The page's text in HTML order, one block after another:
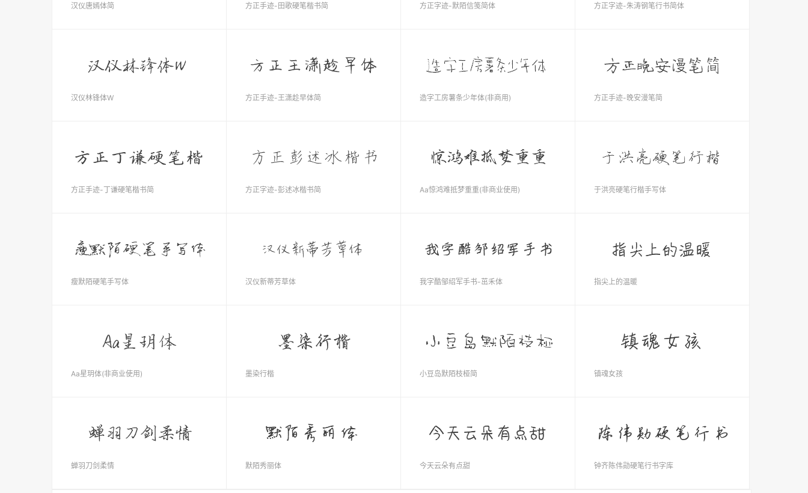
汉仪唐嫣体简 方正手迹-田歌硬笔楷书简 方正字迹-默陌信笺简体 方正字迹-朱涛钢笔行书简体
汉仪林锋体W 方正手迹-王潇趁早体简 造字工房薯条少年体(非商用) 方正手迹-晚安漫笔简
方正手迹-丁谦硬笔楷书简 方正字迹-彭述冰楷书简 Aa惊鸿难抵梦重重(非商业使用) 于洪亮硬笔行楷手写体
瘦默陌硬笔手写体 汉仪新蒂芳草体 我字酷邹绍军手书-茁禾体 指尖上的温暖
Aa星玥体(非商业使用) 墨染行楷 小豆岛默陌枝桠简 镇魂女孩
蝉羽刀剑柔情 默陌秀丽体 今天云朵有点甜 钟齐陈伟勋硬笔行书字库